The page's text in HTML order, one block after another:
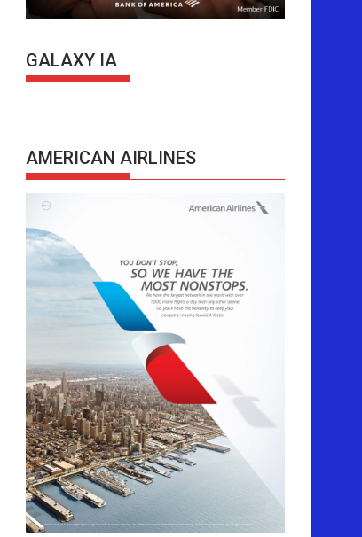
GALAXY IA
AMERICAN AIRLINES